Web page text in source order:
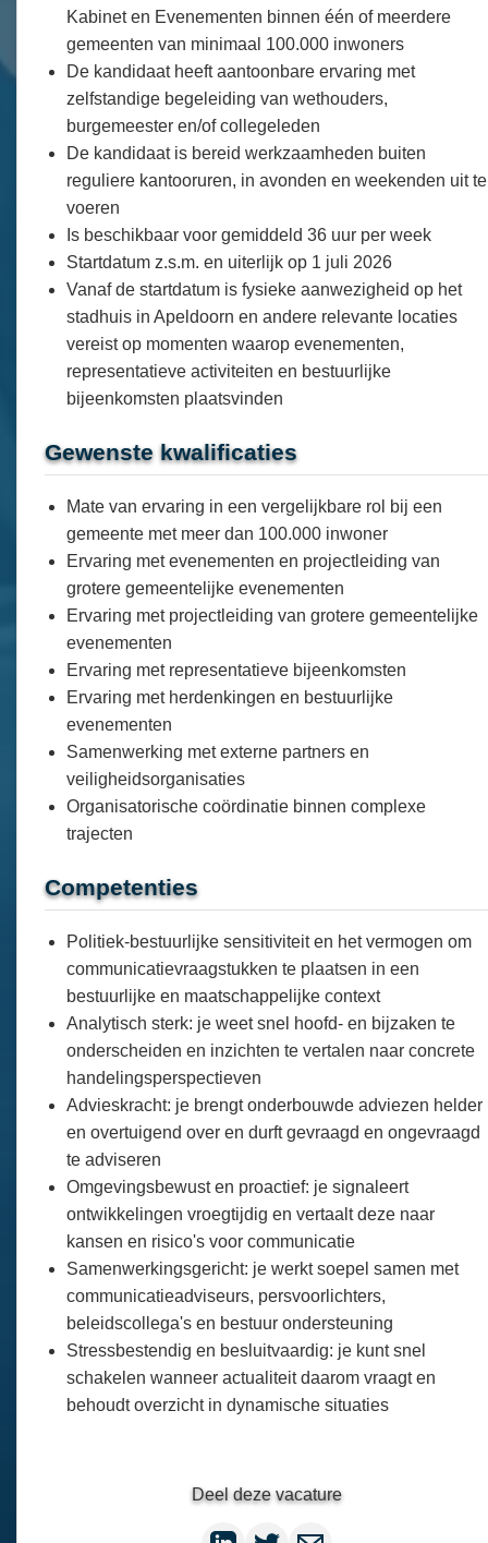
Kabinet en Evenementen binnen één of meerdere
gemeenten van minimaal 100.000 inwoners
De kandidaat heeft aantoonbare ervaring met
zelfstandige begeleiding van wethouders,
burgemeester en/of collegeleden
De kandidaat is bereid werkzaamheden buiten
reguliere kantooruren, in avonden en weekenden uit te
voeren
Is beschikbaar voor gemiddeld 36 uur per week
Startdatum z.s.m. en uiterlijk op 1 juli 2026
Vanaf de startdatum is fysieke aanwezigheid op het
stadhuis in Apeldoorn en andere relevante locaties
vereist op momenten waarop evenementen,
representatieve activiteiten en bestuurlijke
bijeenkomsten plaatsvinden
Gewenste kwalificaties
Mate van ervaring in een vergelijkbare rol bij een
gemeente met meer dan 100.000 inwoner
Ervaring met evenementen en projectleiding van
grotere gemeentelijke evenementen
Ervaring met projectleiding van grotere gemeentelijke
evenementen
Ervaring met representatieve bijeenkomsten
Ervaring met herdenkingen en bestuurlijke
evenementen
Samenwerking met externe partners en
veiligheidsorganisaties
Organisatorische coördinatie binnen complexe
trajecten
Competenties
Politiek-bestuurlijke sensitiviteit en het vermogen om
communicatievraagstukken te plaatsen in een
bestuurlijke en maatschappelijke context
Analytisch sterk: je weet snel hoofd- en bijzaken te
onderscheiden en inzichten te vertalen naar concrete
handelingsperspectieven
Advieskracht: je brengt onderbouwde adviezen helder
en overtuigend over en durft gevraagd en ongevraagd
te adviseren
Omgevingsbewust en proactief: je signaleert
ontwikkelingen vroegtijdig en vertaalt deze naar
kansen en risico's voor communicatie
Samenwerkingsgericht: je werkt soepel samen met
communicatieadviseurs, persvoorlichters,
beleidscollega's en bestuur ondersteuning
Stressbestendig en besluitvaardig: je kunt snel
schakelen wanneer actualiteit daarom vraagt en
behoudt overzicht in dynamische situaties
Deel deze vacature